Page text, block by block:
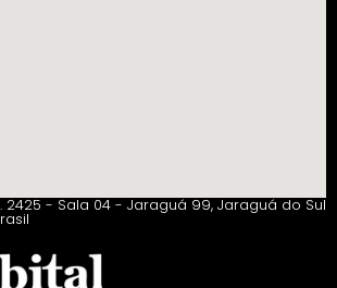
2425 - Sala 04 - Jaraguá 99, Jaraguá do Sul